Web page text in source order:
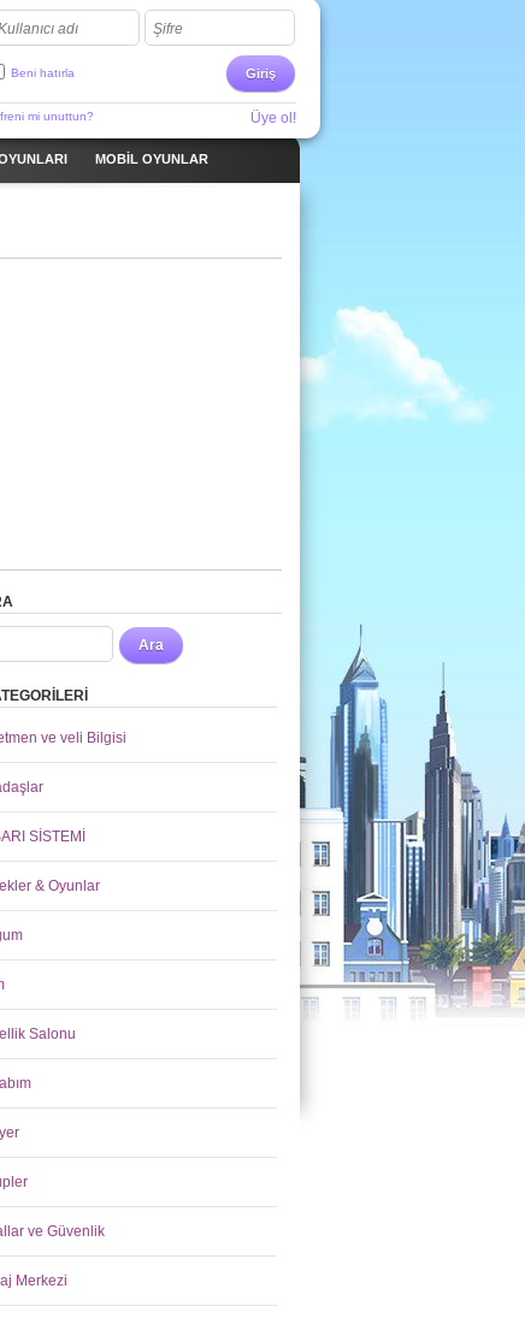
adı Şifre
Giriş
Beni hatırla
mi unuttun? Üye ol!
MOBIL OYUNLAR
Ara
ve veli Bilgisi
SİSTEMİ
& Oyunlar
Salonu
ve Güvenlik
Merkezi